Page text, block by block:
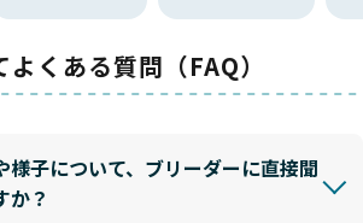
くある質問（FAQ）
様子について、ブリーダーに直接聞
か？